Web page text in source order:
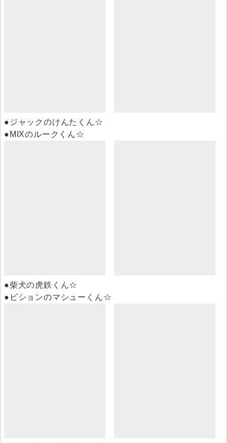
●ジャックのけんたくん☆
●MIXのルークくん☆
●柴犬の虎鉄くん☆
●ビションのマシューくん☆